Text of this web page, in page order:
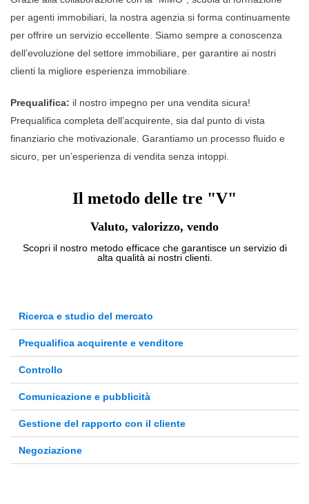
per agenti immobiliari, la nostra agenzia si forma continuamente
per offrire un servizio eccellente. Siamo sempre a conoscenza
dell’evoluzione del settore immobiliare, per garantire ai nostri
clienti la migliore esperienza immobiliare.
Prequalifica: il nostro impegno per una vendita sicura!
Prequalifica completa dell’acquirente, sia dal punto di vista
finanziario che motivazionale. Garantiamo un processo fluido e
sicuro, per un’esperienza di vendita senza intoppi.
Il metodo delle tre "V"
Valuto, valorizzo, vendo
Scopri il nostro metodo efficace che garantisce un servizio di
alta qualità ai nostri clienti.
Ricerca e studio del mercato
Prequalifica acquirente e venditore
Controllo
Comunicazione e pubblicità
Gestione del rapporto con il cliente
Negoziazione